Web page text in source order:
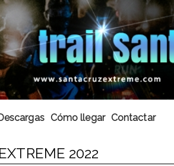
Cómo llegar Contactar
2022